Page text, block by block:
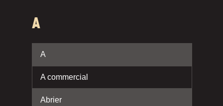
A
A
A commercial
Abrier